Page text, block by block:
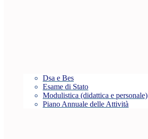
Dsa e Bes
Esame di Stato
Modulistica (didattica e personale)
Piano Annuale delle Attività